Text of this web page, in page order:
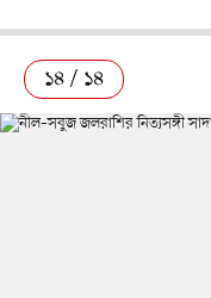
১৪ / ১৪